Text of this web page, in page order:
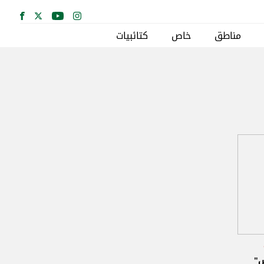
مناطق خاص كتائبيات